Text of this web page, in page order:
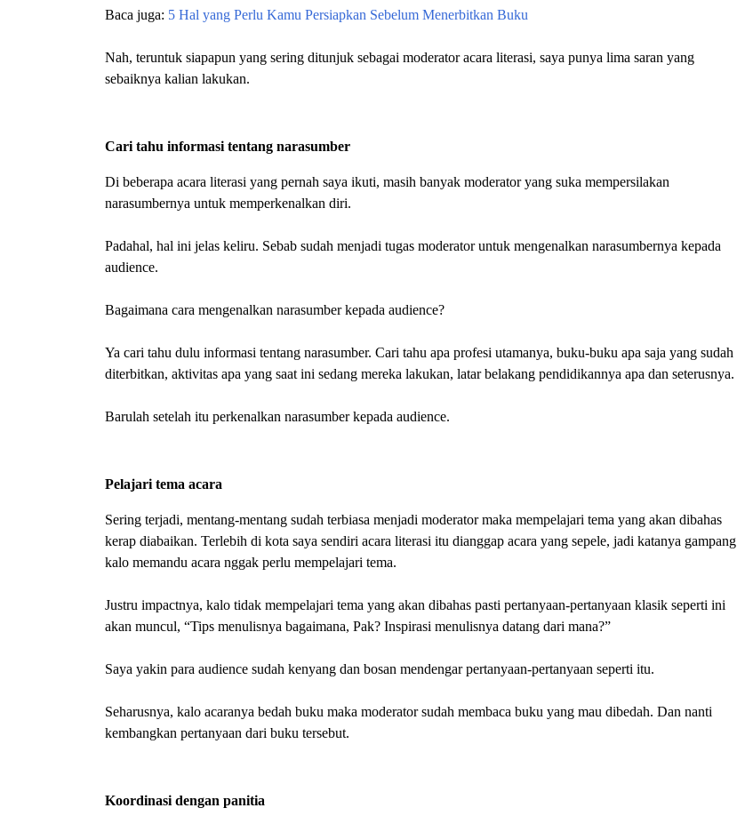
Baca juga: 5 Hal yang Perlu Kamu Persiapkan Sebelum Menerbitkan Buku
Nah, teruntuk siapapun yang sering ditunjuk sebagai moderator acara literasi, saya punya lima saran yang
sebaiknya kalian lakukan.
Cari tahu informasi tentang narasumber
Di beberapa acara literasi yang pernah saya ikuti, masih banyak moderator yang suka mempersilakan
narasumbernya untuk memperkenalkan diri.
Padahal, hal ini jelas keliru. Sebab sudah menjadi tugas moderator untuk mengenalkan narasumbernya kepada
audience.
Bagaimana cara mengenalkan narasumber kepada audience?
Ya cari tahu dulu informasi tentang narasumber. Cari tahu apa profesi utamanya, buku-buku apa saja yang sudah
diterbitkan, aktivitas apa yang saat ini sedang mereka lakukan, latar belakang pendidikannya apa dan seterusnya.
Barulah setelah itu perkenalkan narasumber kepada audience.
Pelajari tema acara
Sering terjadi, mentang-mentang sudah terbiasa menjadi moderator maka mempelajari tema yang akan dibahas
kerap diabaikan. Terlebih di kota saya sendiri acara literasi itu dianggap acara yang sepele, jadi katanya gampang
kalo memandu acara nggak perlu mempelajari tema.
Justru impactnya, kalo tidak mempelajari tema yang akan dibahas pasti pertanyaan-pertanyaan klasik seperti ini
akan muncul, “Tips menulisnya bagaimana, Pak? Inspirasi menulisnya datang dari mana?”
Saya yakin para audience sudah kenyang dan bosan mendengar pertanyaan-pertanyaan seperti itu.
Seharusnya, kalo acaranya bedah buku maka moderator sudah membaca buku yang mau dibedah. Dan nanti
kembangkan pertanyaan dari buku tersebut.
Koordinasi dengan panitia